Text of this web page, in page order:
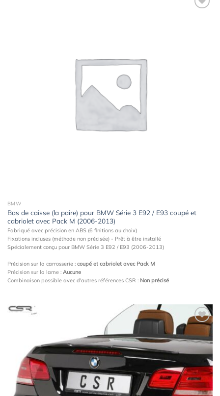
BMW
Bas de caisse (la paire) pour BMW Série 3 E92 / E93 coupé et
cabriolet avec Pack M (2006-2013)
Fabriqué avec précision en ABS (6 finitions au choix)
Fixations incluses (méthode non précisée) - Prêt à être installé
Spécialement conçu pour BMW Série 3 E92 / E93 (2006-2013)
Précision sur la carrosserie : coupé et cabriolet avec Pack M
Précision sur la lame : Aucune
Combinaison possible avec d'autres références CSR : Non précisé
Ajouter
à la
wishlist